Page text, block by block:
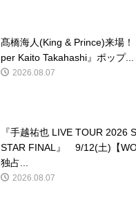
髙橋海人(King & Prince)来場
per Kaito Takahashi』ポップ...
2026.08.07
『手越祐也 LIVE TOUR 2026
STAR FINAL』 9/12(土)【
独占...
2026.08.07